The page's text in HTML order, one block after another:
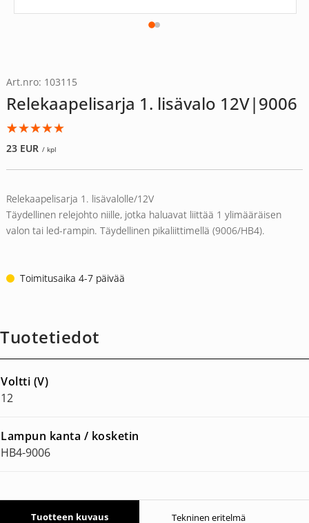
Art.nro: 103115
Relekaapelisarja 1. lisävalo 12V|9006
Arvio5.00
perustuen
5
arvotukseen.
23 EUR / kpl
Relekaapelisarja 1. lisävalolle/12V
Täydellinen relejohto niille, jotka haluavat liittää 1 ylimääräisen
valon tai led-rampin. Täydellinen pikaliittimellä (9006/HB4).
Toimitusaika 4-7 päivää
Tuotetiedot
Voltti (V)
12
Lampun kanta / kosketin
HB4-9006
Tuotteen kuvaus Tekninen eritelmä